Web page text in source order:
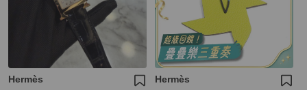
Hermès Hermès